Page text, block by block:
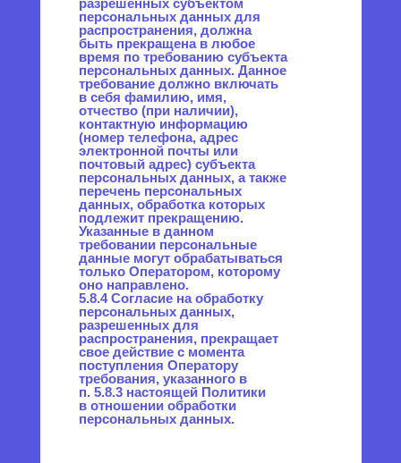
соответствующие формы и/
или отправляя свои
персональные данные
Оператору, Пользователь
выражает свое согласие
с данной Политикой.
8.3. Оператор обрабатывает
обезличенные данные
о Пользователе в случае, если
это разрешено в настройках
браузера Пользователя
(включено сохранение файлов
«cookie» и использование
технологии JavaScript).
8.4. Субъект персональных
данных самостоятельно
принимает решение
о предоставлении его
персональных данных и дает
согласие свободно, своей
волей и в своем интересе.
9. Условия обработки
персональных данных
9.1. Обработка персональных
данных осуществляется
с согласия субъекта
персональных данных
на обработку его
персональных данных.
9.2. Обработка персональных
данных необходима для
достижения целей,
предусмотренных
международным договором
Российской Федерации или
законом, для осуществления
возложенных
законодательством
Российской Федерации
на оператора функций,
полномочий и обязанностей.